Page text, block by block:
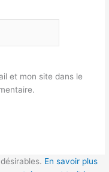
et mon site dans le
En savoir plus